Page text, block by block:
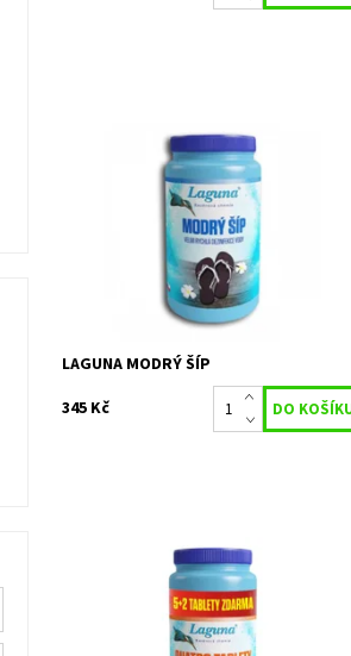
Vysoce účinný chlorový přípravek k velmi
rychlé a efektivní šokové dezinfekci
bazénové vody
Skladem 6 ks
4137
STACHEMA CZ s.r.o
2 roky
LAGUNA MODRÝ ŠÍP
345 Kč
Bazénová chemie na chlorové ošetření
bazénové vody. Čtyřkombinace
dezinfikuje, stabilizuje, vločkuje nečistoty
a má preventivní účinek proti řasám.